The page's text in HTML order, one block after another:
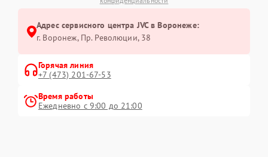
Адрес сервисного центра JVC в Воронеже:
г. Воронеж, Пр. Революции, 38
Горячая линия
+7 (473) 201-67-53
Время работы
Ежедневно с 9:00 до 21:00